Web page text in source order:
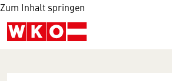
Zum Inhalt springen